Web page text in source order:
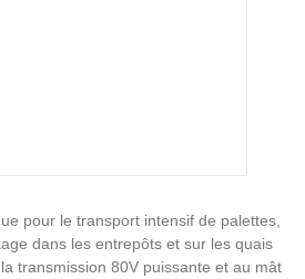
pour le transport intensif de palettes,
dans les entrepôts et sur les quais
transmission 80V puissante et au mât